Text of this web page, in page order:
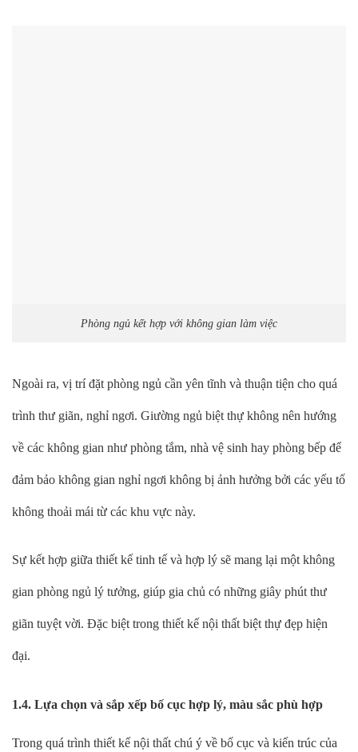
Phòng ngủ kết hợp với không gian làm việc
Ngoài ra, vị trí đặt phòng ngủ cần yên tĩnh và thuận tiện cho quá
trình thư giãn, nghỉ ngơi. Giường ngủ biệt thự không nên hướng
về các không gian như phòng tắm, nhà vệ sinh hay phòng bếp để
đảm bảo không gian nghỉ ngơi không bị ảnh hưởng bởi các yếu tố
không thoải mái từ các khu vực này.
Sự kết hợp giữa thiết kế tinh tế và hợp lý sẽ mang lại một không
gian phòng ngủ lý tưởng, giúp gia chủ có những giây phút thư
giãn tuyệt vời. Đặc biệt trong thiết kế nội thất biệt thự đẹp hiện
đại.
1.4. Lựa chọn và sắp xếp bố cục hợp lý, màu sắc phù hợp
Trong quá trình thiết kế nội thất chú ý về bố cục và kiến trúc của